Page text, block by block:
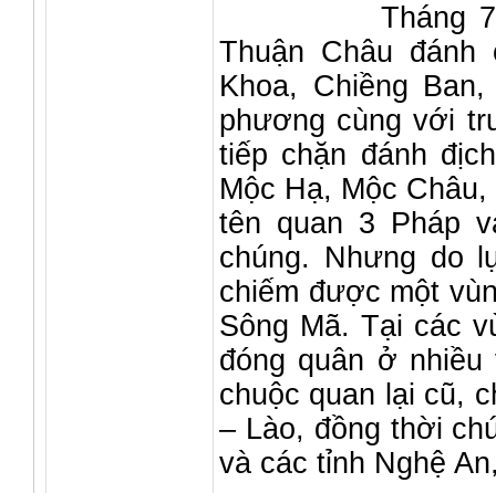
Tháng 7-
Thuận Châu
Khoa, Chiềng
phương cùng với
tiếp chặn đánh
Mộc Hạ, Mộc
tên quan 3 Pháp
chúng. Nhưng do
chiếm được một
Sông Mã. Tại các
đóng quân ở
chuộc quan lại cũ,
– Lào, đồng thời
và các tỉnh Nghệ